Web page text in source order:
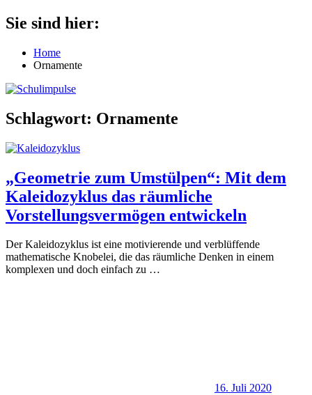
Zum
Inhalt
Schulimpulse
für
Grundschule
Sie sind hier:
Home
Ornamente
Schlagwort: Ornamente
„Geometrie zum Umstülpen“: Mit dem
Kaleidozyklus das räumliche
Vorstellungsvermögen entwickeln
Der Kaleidozyklus ist eine motivierende und verblüffende
mathematische Knobelei, die das räumliche Denken in einem
komplexen und doch einfach zu …
16. Juli 2020